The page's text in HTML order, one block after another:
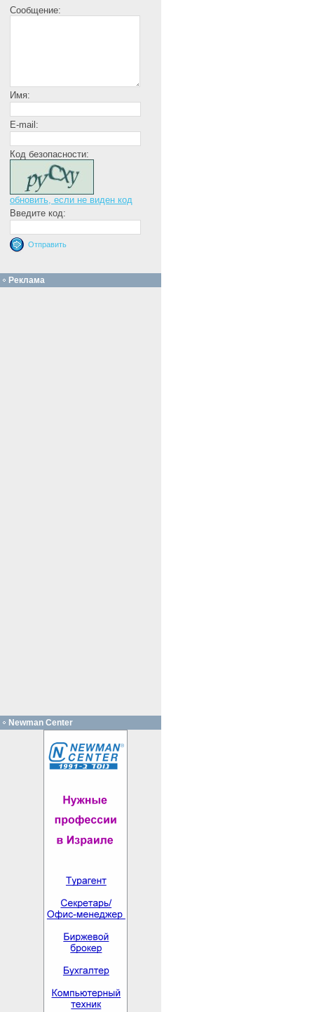
Сообщение:
Имя:
E-mail:
Код безопасности:
обновить, если не виден код
Введите код:
Реклама
Newman Center